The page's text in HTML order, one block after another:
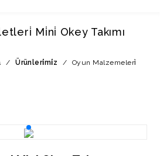
Mi̇ni̇ Okey Takımı
/ Ürünleri̇mi̇z / Oyun Malzemeleri̇